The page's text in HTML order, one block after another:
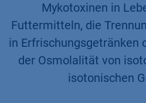
Mykotoxinen in
Futtermitteln, die
in Erfrischungsgetränken
der Osmolalität von
isotonischen